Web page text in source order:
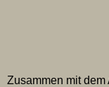
Zusammen mit